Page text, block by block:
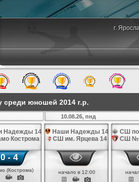
г.
юношей 2014 г.р.
Надежды 14
Кострома 14
0 - 4
(Кострома)
10.08.26, пнд
Наши Надежды 14
СШ им. Ярцева 14
начало в 12:00
СШ по
СШ №